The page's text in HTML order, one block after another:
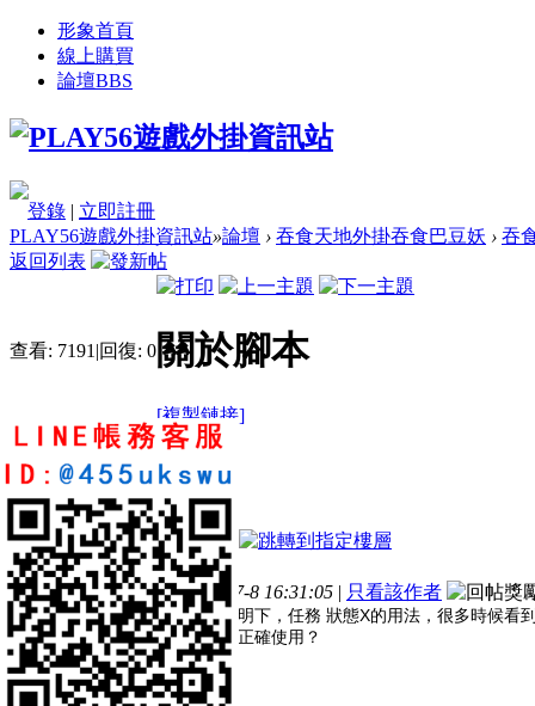
形象首頁
線上購買
論壇BBS
登錄 | 立即註冊
PLAY56遊戲外掛資訊站»論壇 › 吞食天地外掛吞食巴豆妖 › 吞
返回列表
查看: 7191 |回復: 0 關於腳本
[複製鏈接]
ffandzf
4
主
題
帖
子
52
積
分
註冊會員
積分
電梯直達
樓主
發表於 2021-7-8 16:31:05 | 只看該作者
是否有大大可以說明下，任務 狀態X的用法，很多時候看
是還是不明白如何正確使用？